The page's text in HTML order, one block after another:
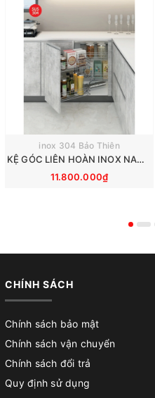
inox 304 Bảo Thiên
KỆ GÓC LIÊN HOÀN INOX NAN TRÒN
11.800.000₫
CHÍNH SÁCH
Chính sách bảo mật
Chính sách vận chuyển
Chính sách đổi trả
Quy định sử dụng